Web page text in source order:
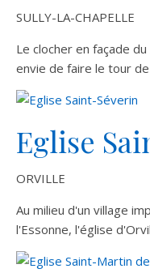
SULLY-LA-CHAPELLE
Le clocher en façade
envie de faire le tour
Eglise
ORVILLE
Au milieu d'un village
l'Essonne, l'église